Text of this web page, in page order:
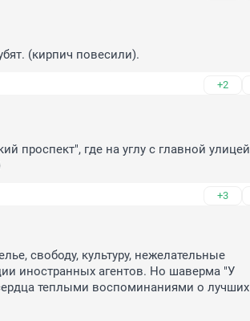
(кирпич повесили).
+2
проспект", где на углу с главной улицей
+3
свободу, культуру, нежелательные
иностранных агентов. Но шаверма "У
теплыми воспоминаниями о лучших